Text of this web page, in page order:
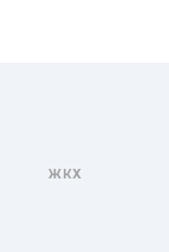
ЖКХ